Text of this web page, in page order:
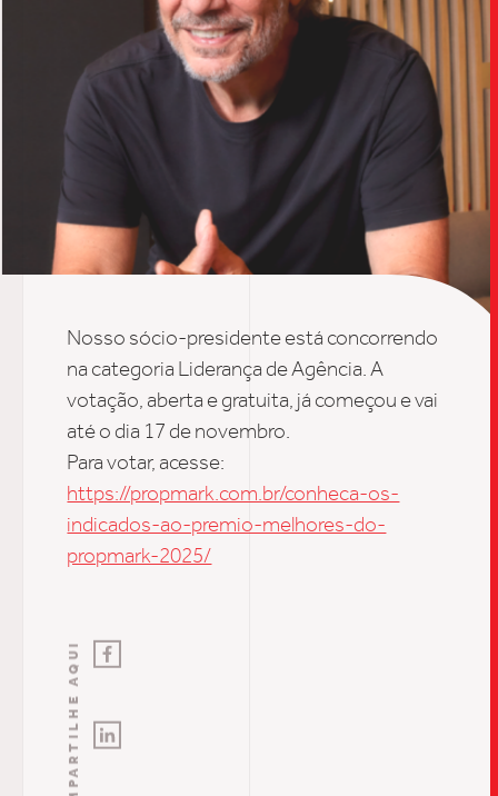
Nosso sócio-presidenteestá concorrendo
na categoria Liderança de Agência. A
votação , aberta e gratuita, já começou e vai
até o dia 17 de novembro
Para votar, acesse:
https://propmark.com.br/conheca-os-
indicados-ao-premio-melhores-do-
propmark-2025/
COMPARTILHE AQUI